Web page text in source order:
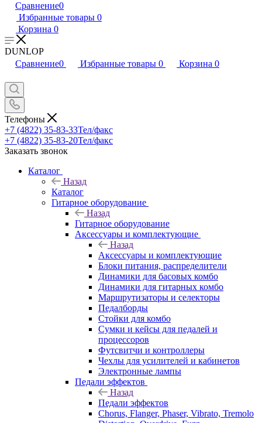
Сравнение0
Избранные товары 0
Корзина 0
DUNLOP
Сравнение0 Избранные товары 0 Корзина 0
Телефоны
+7 (4822) 35-83-33Тел/факс
+7 (4822) 35-83-20Тел/факс
Заказать звонок
Каталог
Назад
Каталог
Гитарное оборудование
Назад
Гитарное оборудование
Аксессуары и комплектующие
Назад
Аксессуары и комплектующие
Блоки питания, распределители
Динамики для басовых комбо
Динамики для гитарных комбо
Маршрутизаторы и селекторы
Педалборды
Стойки для комбо
Сумки и кейсы для педалей и
процессоров
Футсвитчи и контроллеры
Чехлы для усилителей и кабинетов
Электронные лампы
Педали эффектов
Назад
Педали эффектов
Chorus, Flanger, Phaser, Vibrato, Tremolo